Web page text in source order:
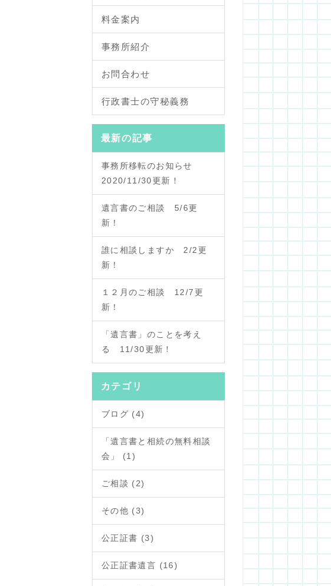
料金案内
事務所紹介
お問合わせ
行政書士の守秘義務
最新の記事
事務所移転のお知らせ
2020/11/30更新！
遺言書のご相談 5/6更
新！
誰に相談しますか 2/2更
新！
１２月のご相談 12/7更
新！
「遺言書」のことを考え
る 11/30更新！
カテゴリ
ブログ (4)
「遺言書と相続の無料相談
会」 (1)
ご相談 (2)
その他 (3)
公正証書 (3)
公正証書遺言 (16)